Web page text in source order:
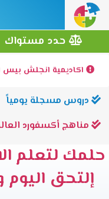
حدد مستواك
اكاديمية انجلش بيس
دروس مسجلة يومياً
مناهج أكسفورد
حلمك لتعلم
إلتحق اليوم